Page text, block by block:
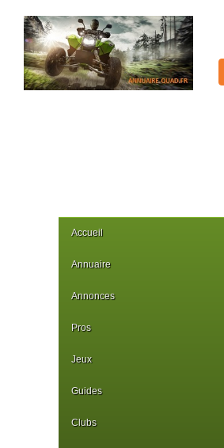
Accueil
Annuaire
Annonces
Pros
Jeux
Guides
Clubs